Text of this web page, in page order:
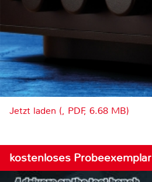
Jetzt laden (, PDF, 6.68 MB)
kostenloses Probeexemplar